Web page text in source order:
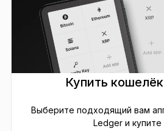
Купить
Выберите подходящий вам
Ledger и купите